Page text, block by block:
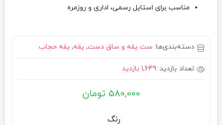
مناسب برای استایل رسمی، اداری و روزمره
دسته‌بندی‌ها: ست یقه و ساق دست, یقه, یقه حجاب
تعداد بازدید: 1,649 بازدید
580,000 تومان
رنگ